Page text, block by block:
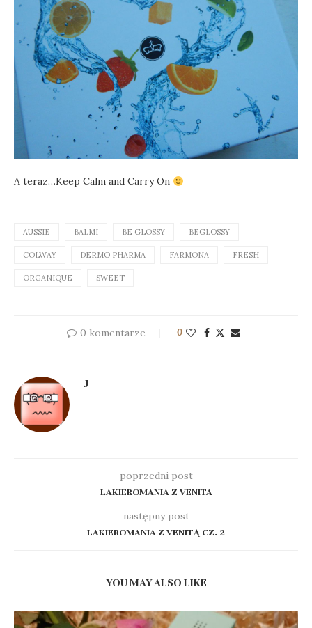
A teraz…Keep Calm and Carry On
AUSSIE BALMI BE GLOSSY BEGLOSSY
COLWAY DERMO PHARMA FARMONA FRESH
ORGANIQUE SWEET
0 komentarze 0
J
poprzedni post
LAKIEROMANIA Z VENITA
następny post
LAKIEROMANIA Z VENITĄ CZ. 2
YOU MAY ALSO LIKE